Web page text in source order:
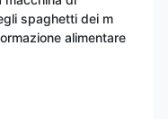
spaghetti dei m
alimentare